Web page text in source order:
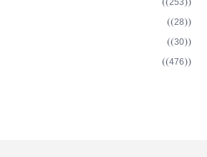
(28)
(30)
(476)